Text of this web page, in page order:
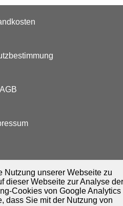
AGB
Nutzung unserer Webseite zu
dieser Webseite zur Analyse
Cookies von Google Analytics
dass Sie mit der Nutzung von